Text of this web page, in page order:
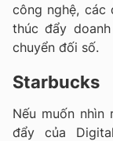
công nghệ, các
thúc đẩy
chuyển đối số.
Starbucks
Nếu muốn nhìn
đẩy của